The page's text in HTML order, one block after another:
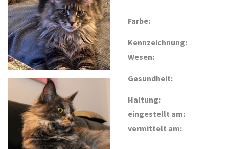
Farbe:
Kennzeichnung:
Wesen:
Gesundheit:
Haltung:
eingestellt am:
vermittelt am: